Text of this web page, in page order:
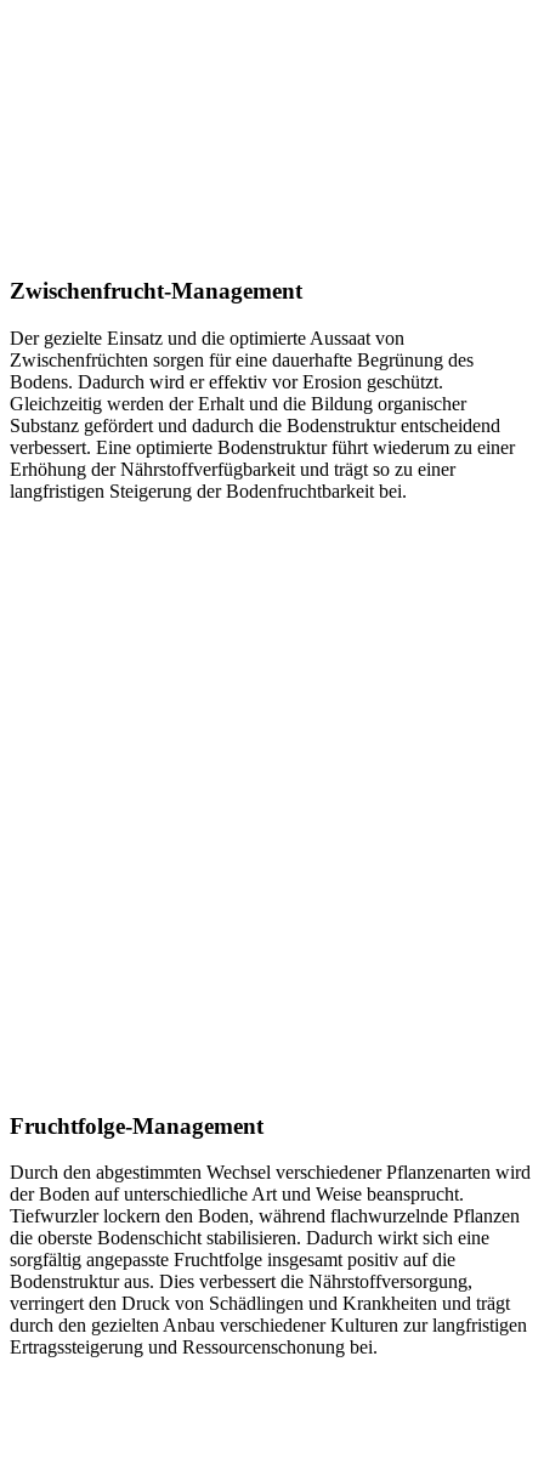
Zwischenfrucht­-Management
Der gezielte Einsatz und die optimierte Aussaat von
Zwischenfrüchten sorgen für eine dauerhafte Begrünung des
Bodens. Dadurch wird er effektiv vor Erosion geschützt.
Gleichzeitig werden der Erhalt und die Bildung organischer
Substanz gefördert und dadurch die Bodenstruktur entscheidend
verbessert. Eine optimierte Bodenstruktur führt wiederum zu einer
Erhöhung der Nährstoffverfügbarkeit und trägt so zu einer
langfristigen Steigerung der Bodenfruchtbarkeit bei.
Fruchtfolge­-Management
Durch den abgestimmten Wechsel verschiedener Pflanzenarten wird
der Boden auf unterschiedliche Art und Weise beansprucht.
Tiefwurzler lockern den Boden, während flachwurzelnde Pflanzen
die oberste Bodenschicht stabilisieren. Dadurch wirkt sich eine
sorgfältig angepasste Fruchtfolge insgesamt positiv auf die
Bodenstruktur aus. Dies verbessert die Nährstoffversorgung,
verringert den Druck von Schädlingen und Krankheiten und trägt
durch den gezielten Anbau verschiedener Kulturen zur langfristigen
Ertragssteigerung und Ressourcenschonung bei.